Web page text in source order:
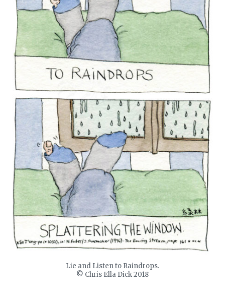
Lie and Listen to Raindrops.
© Chris Ella Dick 2018